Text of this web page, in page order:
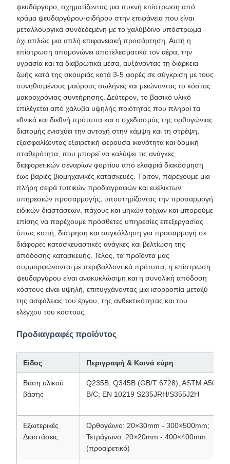
ψευδάργυρο, σχηματίζοντας μια πυκνή επίστρωση από
κράμα ψευδαργύρου-σιδήρου στην επιφάνεια που είναι
μεταλλουργικά συνδεδεμένη με το χαλύβδινο υπόστρωμα -
όχι απλώς μια απλή επιφανειακή προσάρτηση. Αυτή η
επίστρωση απομονώνει αποτελεσματικά τον αέρα, την
υγρασία και τα διαβρωτικά μέσα, αυξάνοντας τη διάρκεια
ζωής κατά της σκουριάς κατά 3-5 φορές σε σύγκριση με τους
συνηθισμένους μαύρους σωλήνες και μειώνοντας το κόστος
μακροχρόνιας συντήρησης. Δεύτερον, το βασικό υλικό
επιλέγεται από χάλυβα υψηλής ποιότητας που πληροί τα
εθνικά και διεθνή πρότυπα και ο σχεδιασμός της ορθογώνιας
διατομής ενισχύει την αντοχή στην κάμψη και τη στρέψη,
εξασφαλίζοντας εξαιρετική φέρουσα ικανότητα και δομική
σταθερότητα, που μπορεί να καλύψει τις ανάγκες
διαφορετικών σεναρίων φορτίου από ελαφριά διακόσμηση
έως βαριές βιομηχανικές κατασκευές. Τρίτον, παρέχουμε μια
πλήρη σειρά τυπικών προδιαγραφών και ευέλικτων
υπηρεσιών προσαρμογής, υποστηρίζοντας την προσαρμογή
ειδικών διαστάσεων, πάχους και μηκών τοίχων και μπορούμε
επίσης να παρέχουμε πρόσθετες υπηρεσίες επεξεργασίας
όπως κοπή, διάτρηση και συγκόλληση για προσαρμογή σε
διάφορες κατασκευαστικές ανάγκες και βελτίωση της
απόδοσης κατασκευής. Τέλος, τα προϊόντα μας
συμμορφώνονται με περιβαλλοντικά πρότυπα, η επίστρωση
ψευδαργύρου είναι ανακυκλώσιμη και η συνολική απόδοση
κόστους είναι υψηλή, επιτυγχάνοντας μια ισορροπία μεταξύ
της ασφάλειας του έργου, της ανθεκτικότητας και του
ελέγχου του κόστους.
Προδιαγραφές προϊόντος
Είδος Περιγραφή & Κοινά εύρη
Βάση υλικού
βάσης
Q235B, Q345B (GB/T 6728); ASTM A500 Gr
B/C; EN 10219 S235JRH/S355J2H
Εξωτερικές
Διαστάσεις
Ορθογώνιο: 20×30mm - 300×500mm;
Τετράγωνο: 20×20mm - 400×400mm
(προαιρετικό)